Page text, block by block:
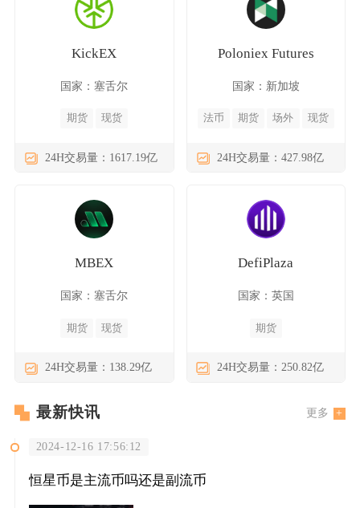
KickEX
国家：塞舌尔
期货 现货
24H交易量：1617.19亿
Poloniex Futures
国家：新加坡
法币 期货 场外 现货
24H交易量：427.98亿
MBEX
国家：塞舌尔
期货 现货
24H交易量：138.29亿
DefiPlaza
国家：英国
期货
24H交易量：250.82亿
最新快讯 更多
2024-12-16 17:56:12
恒星币是主流币吗还是副流币